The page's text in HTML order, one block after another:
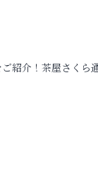
紹介！茶屋さくら